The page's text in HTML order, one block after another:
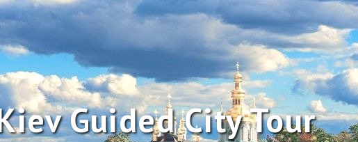
Guided City Tour